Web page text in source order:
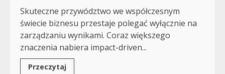
Skuteczne przywództwo we współczesnym
świecie biznesu przestaje polegać wyłącznie na
zarządzaniu wynikami. Coraz większego
znaczenia nabiera impact-driven...
Przeczytaj